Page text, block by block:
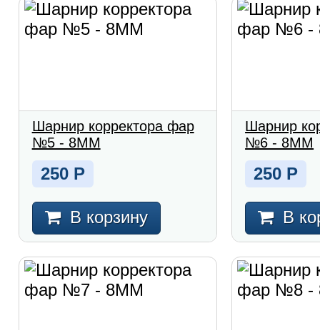
Шарнир корректора фар
№5 - 8MM
250 Р
В корзину
Шарнир
№6 - 8MM
250 Р
В